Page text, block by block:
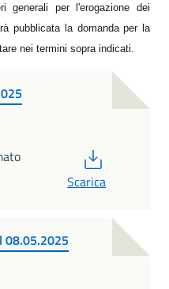
generali per l'erogazione dei
pubblicata la domanda per la
nei termini sopra indicati.
Scarica
08.05.2025